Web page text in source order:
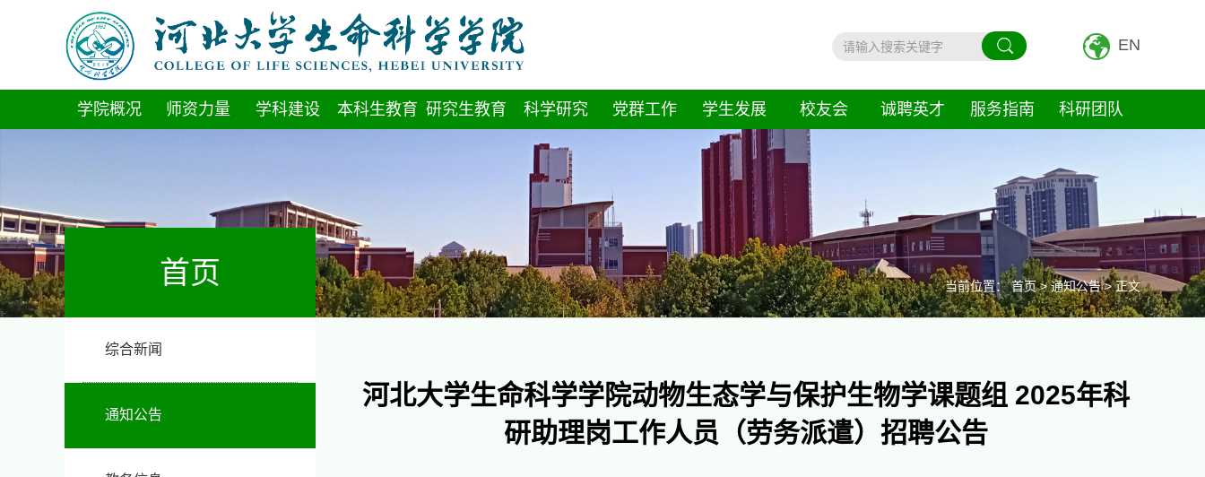
EN
学院概况 师资力量 学科建设 本科生教育 研究生教育 科学研究 党群工作 学生发展 校友会 诚聘英才 服务指南 科研团队
首页
综合新闻
通知公告
当前位置：首页>通知公告> 正文
河北大学生命科学学院动物生态学与保护生物学课题组 2025年科
研助理岗工作人员（劳务派遣）招聘公告